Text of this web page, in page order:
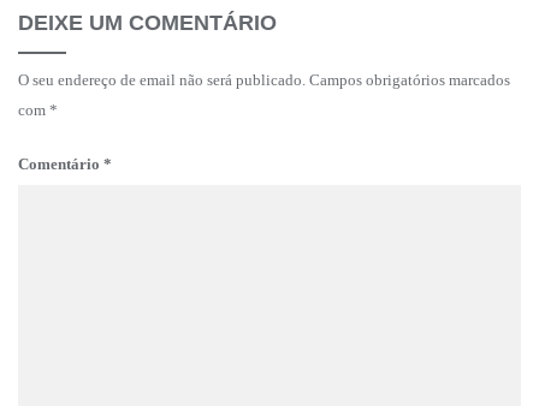
DEIXE UM COMENTÁRIO
O seu endereço de email não será publicado. Campos obrigatórios marcados
com *
Comentário *